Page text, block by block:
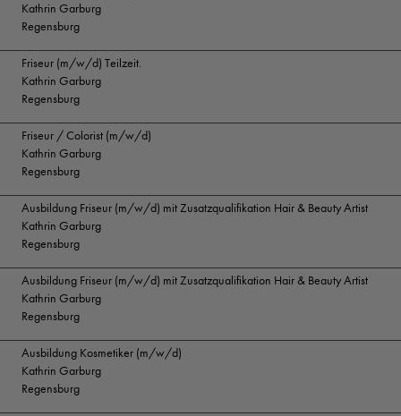
Kathrin Garburg
Regensburg
Friseur (m/w/d) Teilzeit.
Kathrin Garburg
Regensburg
Friseur / Colorist (m/w/d)
Kathrin Garburg
Regensburg
Ausbildung Friseur (m/w/d) mit Zusatzqualifikation Hair & Beauty Artist
Kathrin Garburg
Regensburg
Ausbildung Friseur (m/w/d) mit Zusatzqualifikation Hair & Beauty Artist
Kathrin Garburg
Regensburg
Ausbildung Kosmetiker (m/w/d)
Kathrin Garburg
Regensburg